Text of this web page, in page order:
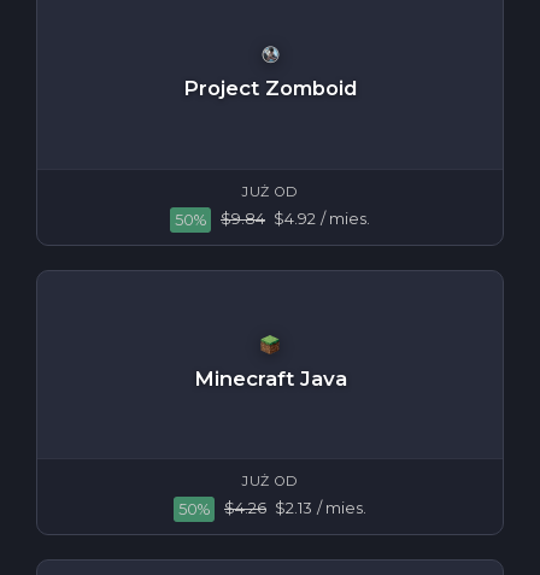
Project Zomboid
JUŻ OD
50% $9.84 $4.92 / mies.
Minecraft Java
JUŻ OD
50% $4.26 $2.13 / mies.